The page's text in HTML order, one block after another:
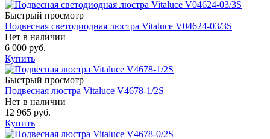
Быстрый просмотр
Подвесная светодиодная люстра Vitaluce V04624-03/3S
Нет в наличии
6 000 руб.
Купить
Быстрый просмотр
Подвесная люстра Vitaluce V4678-1/2S
Нет в наличии
12 965 руб.
Купить